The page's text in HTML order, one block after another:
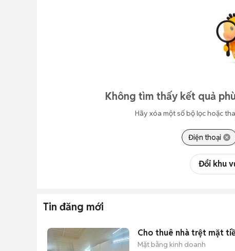
Không tìm thấy kết quả
Hãy xóa một số bộ lọc hoặc
Điện thoại
Đổi khu
Tin đăng mới
Cho thuê nhà trệt mặt
Mặt bằng kinh doanh